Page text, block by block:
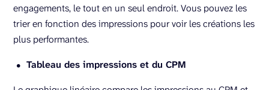
engagements, le tout en un seul endroit. Vous pouvez les
trier en fonction des impressions pour voir les créations les
plus performantes.
Tableau des impressions et du CPM